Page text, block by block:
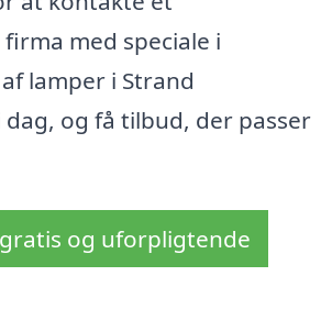
med speciale i
lamper i Strand
dag, og få tilbud, der passer
og uforpligtende